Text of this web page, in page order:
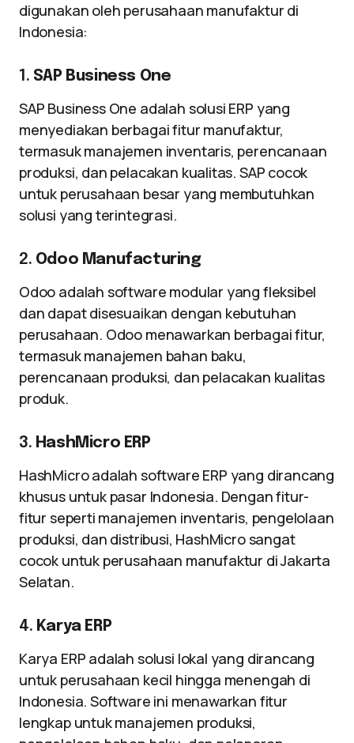
digunakan oleh perusahaan manufaktur di
Indonesia:
1. SAP Business One
SAP Business One adalah solusi ERP yang
menyediakan berbagai fitur manufaktur,
termasuk manajemen inventaris, perencanaan
produksi, dan pelacakan kualitas. SAP cocok
untuk perusahaan besar yang membutuhkan
solusi yang terintegrasi.
2. Odoo Manufacturing
Odoo adalah software modular yang fleksibel
dan dapat disesuaikan dengan kebutuhan
perusahaan. Odoo menawarkan berbagai fitur,
termasuk manajemen bahan baku,
perencanaan produksi, dan pelacakan kualitas
produk.
3. HashMicro ERP
HashMicro adalah software ERP yang dirancang
khusus untuk pasar Indonesia. Dengan fitur-
fitur seperti manajemen inventaris, pengelolaan
produksi, dan distribusi, HashMicro sangat
cocok untuk perusahaan manufaktur di Jakarta
Selatan.
4. Karya ERP
Karya ERP adalah solusi lokal yang dirancang
untuk perusahaan kecil hingga menengah di
Indonesia. Software ini menawarkan fitur
lengkap untuk manajemen produksi,